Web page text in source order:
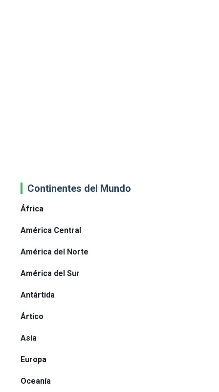
Continentes del Mundo
África
América Central
América del Norte
América del Sur
Antártida
Ártico
Asia
Europa
Oceanía